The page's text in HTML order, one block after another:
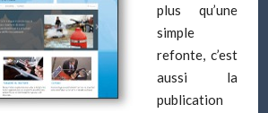
plus qu’une
simple
refonte, c’est
aussi la
publication